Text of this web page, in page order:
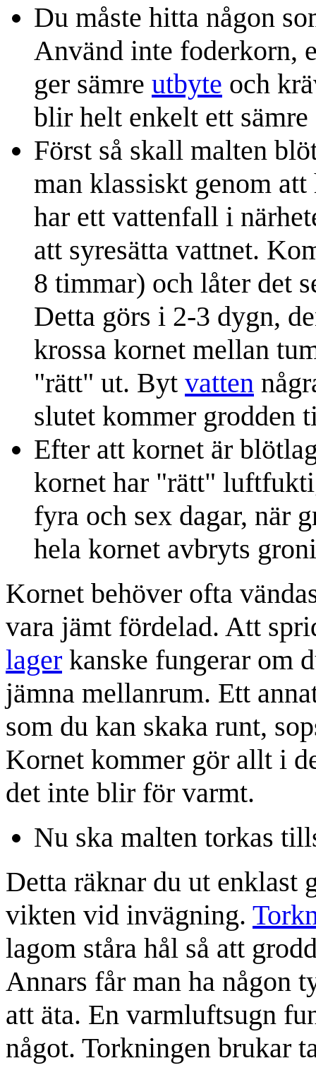
Du måste hitta någon
Använd inte foderkorn,
ger sämre utbyte och
blir helt enkelt ett
Först så skall malten
man klassiskt genom
har ett vattenfall i
att syresätta vattnet.
8 timmar) och låter det
Detta görs i 2-3 dygn,
krossa kornet mellan
"rätt" ut. Byt vatten
slutet kommer grodden
Efter att kornet är
kornet har "rätt"
fyra och sex dagar, när
hela kornet avbryts
Kornet behöver ofta
vara jämt fördelad. Att
lager kanske fungerar om
jämna mellanrum. Ett
som du kan skaka runt,
Kornet kommer gör allt i
det inte blir för varmt.
Nu ska malten torkas
Detta räknar du ut enklast
vikten vid invägning.
lagom ståra hål så att
Annars får man ha någon
att äta. En varmluftsugn
något. Torkningen brukar